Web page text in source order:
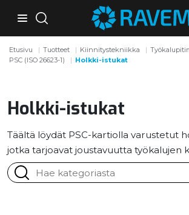
Etusivu Tuotteet Kiinnitystekniikka
PSC (ISO 26623-1)
Holkki-istukat
Holkki-istukat
Täältä löydät PSC-kartiolla varustetut
jotka tarjoavat joustavuutta työkalujen